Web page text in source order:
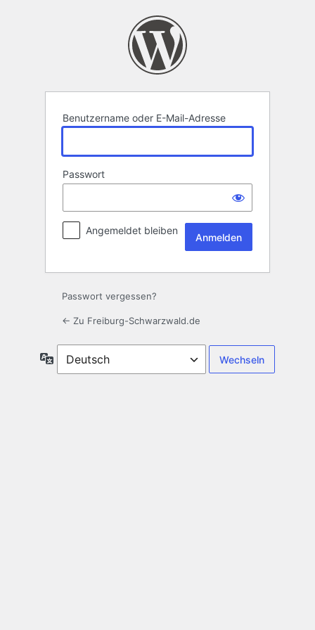
Benutzername oder E-Mail-Adresse
Passwort
Angemeldet bleiben
Passwort vergessen?
← Zu Freiburg-Schwarzwald.de
Sprache